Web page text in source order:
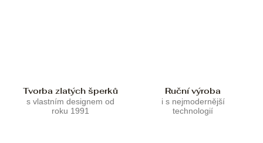
Tvorba zlatých šperků
s vlastním designem od
roku 1991
Ruční výroba
i s nejmodernější
technologií